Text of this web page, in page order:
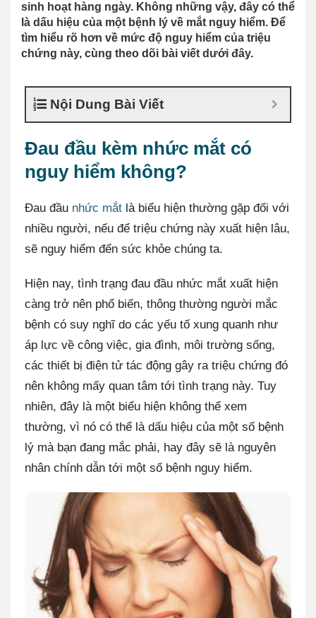
sinh hoạt hàng ngày. Không những vậy, đây có thể
là dấu hiệu của một bệnh lý về mắt nguy hiểm. Để
tìm hiểu rõ hơn về mức độ nguy hiểm của triệu
chứng này, cùng theo dõi bài viết dưới đây.
Nội Dung Bài Viết
Đau đầu kèm nhức mắt có
nguy hiểm không?
Đau đầu nhức mắt là biểu hiện thường gặp đối với
nhiều người, nếu để triệu chứng này xuất hiện lâu,
sẽ nguy hiểm đến sức khỏe chúng ta.
Hiện nay, tình trạng đau đầu nhức mắt xuất hiện
càng trở nên phổ biến, thông thường người mắc
bệnh có suy nghĩ do các yếu tố xung quanh như
áp lực về công việc, gia đình, môi trường sống,
các thiết bị điện tử tác động gây ra triệu chứng đó
nên không mấy quan tâm tới tình trạng này. Tuy
nhiên, đây là một biểu hiện không thể xem
thường, vì nó có thể là dấu hiệu của một số bệnh
lý mà bạn đang mắc phải, hay đây sẽ là nguyên
nhân chính dẫn tới một số bệnh nguy hiểm.